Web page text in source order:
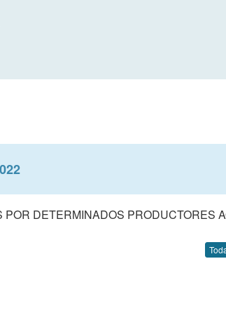
DETERMINADOS PRODUCTORES